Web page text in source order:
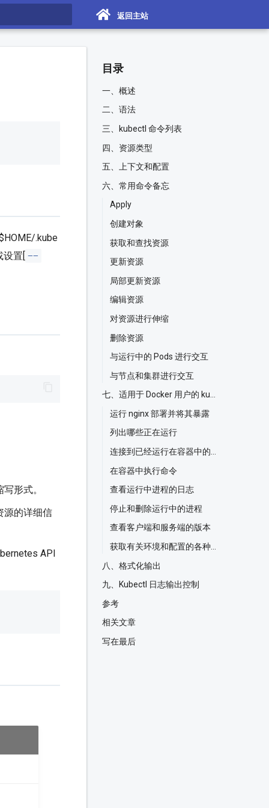
返回主站
目录
一、概述
二、语法
三、kubectl 命令列表
四、资源类型
五、上下文和配置
六、常用命令备忘
Apply
创建对象
获取和查找资源
更新资源
局部更新资源
编辑资源
对资源进行伸缩
删除资源
与运行中的 Pods 进行交互
与节点和集群进行交互
七、适用于 Docker 用户的 kubectl
运行 nginx 部署并将其暴露
列出哪些正在运行
在容器中执行命令
查看运行中进程的日志
停止和删除运行中的进程
查看客户端和服务端的版本
八、格式化输出
九、Kubectl 日志输出控制
参考
相关文章
写在最后
.kube
设置[ --
形式。
源的详细信
API